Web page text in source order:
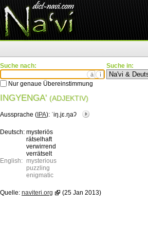
Suche nach:
ä ì
Nur genaue Übereinstimmung
Suche in:
INGYENGA' (ADJEKTIV)
Aussprache ( IPA): ˈiŋ.jɛ.ŋaʔ
Deutsch: mysteriös
rätselhaft
verwirrend
verrätselt
English: mysterious
puzzling
enigmatic
Quelle: naviteri.org (25 Jan 2013)